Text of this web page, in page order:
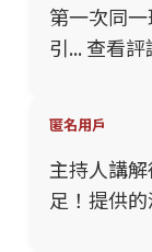
第一次同
引... 查看
匿名用戶
主持人講
足！提供